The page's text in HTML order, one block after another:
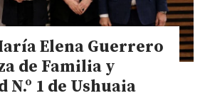
Elena Guerrero
de Familia y
1 de Ushuaia